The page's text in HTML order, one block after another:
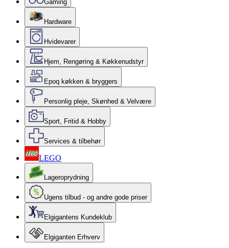
Gaming
Hardware
Hvidevarer
Hjem, Rengøring & Køkkenudstyr
Epoq køkken & bryggers
Personlig pleje, Skønhed & Velvære
Sport, Fritid & Hobby
Services & tilbehør
LEGO
Lageroprydning
Ugens tilbud - og andre gode priser
Elgigantens Kundeklub
Elgiganten Erhverv